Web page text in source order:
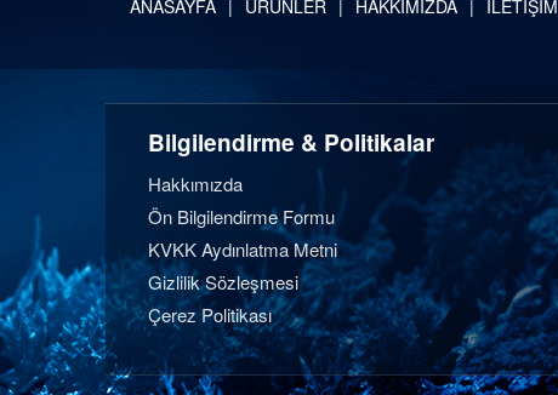
ANASAYFA ÜRÜNLER HAKKIMIZDA İLETİŞİM
Bilgilendirme & Politikalar
Hakkımızda
Ön Bilgilendirme Formu
KVKK Aydınlatma Metni
Gizlilik Sözleşmesi
Çerez Politikası